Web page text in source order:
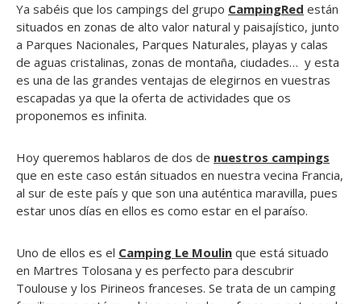
Ya sabéis que los campings del grupo CampingRed están
situados en zonas de alto valor natural y paisajístico, junto
a Parques Nacionales, Parques Naturales, playas y calas
de aguas cristalinas, zonas de montaña, ciudades… y esta
es una de las grandes ventajas de elegirnos en vuestras
escapadas ya que la oferta de actividades que os
proponemos es infinita.
Hoy queremos hablaros de dos de nuestros campings
que en este caso están situados en nuestra vecina Francia,
al sur de este país y que son una auténtica maravilla, pues
estar unos días en ellos es como estar en el paraíso.
Uno de ellos es el Camping Le Moulin que está situado
en Martres Tolosana y es perfecto para descubrir
Toulouse y los Pirineos franceses. Se trata de un camping